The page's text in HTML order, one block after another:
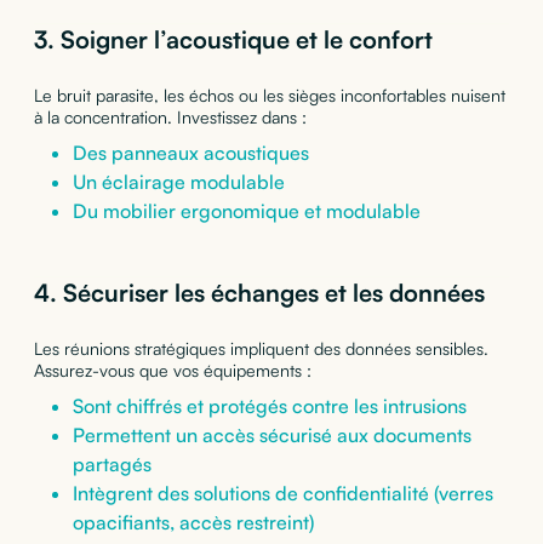
3. Soigner l’acoustique et le confort
Le bruit parasite, les échos ou les sièges inconfortables nuisent
à la concentration. Investissez dans :
Des panneaux acoustiques
Un éclairage modulable
Du mobilier ergonomique et modulable
4. Sécuriser les échanges et les données
Les réunions stratégiques impliquent des données sensibles.
Assurez-vous que vos équipements :
Sont chiffrés et protégés contre les intrusions
Permettent un accès sécurisé aux documents
partagés
Intègrent des solutions de confidentialité (verres
opacifiants, accès restreint)